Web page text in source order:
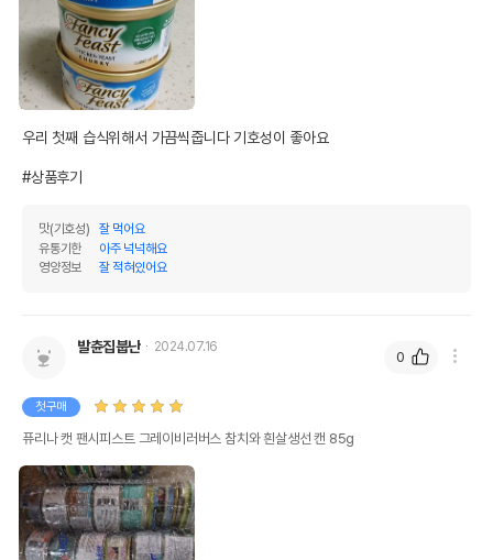
우리 첫째 습식위해서 가끔씩줍니다 기호성이 좋아요
#상품후기
맛(기호성)
잘 먹어요
유통기한
아주 넉넉해요
영양정보
잘 적혀있어요
발츈집붑난 2024.07.16
첫구매
퓨리나 캣 팬시피스트 그레이비러버스 참치와 흰살생선 캔 85g
0